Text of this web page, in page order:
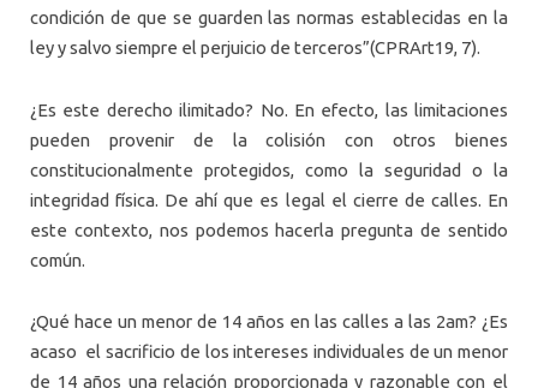
condición de que se guarden las normas establecidas en la
ley y salvo siempre el perjuicio de terceros”(CPRArt19, 7).
¿Es este derecho ilimitado? No. En efecto, las limitaciones
pueden provenir de la colisión con otros bienes
constitucionalmente protegidos, como la seguridad o la
integridad física. De ahí que es legal el cierre de calles. En
este contexto, nos podemos hacerla pregunta de sentido
común.
¿Qué hace un menor de 14 años en las calles a las 2am? ¿Es
acaso el sacrificio de los intereses individuales de un menor
de 14 años una relación proporcionada y razonable con el